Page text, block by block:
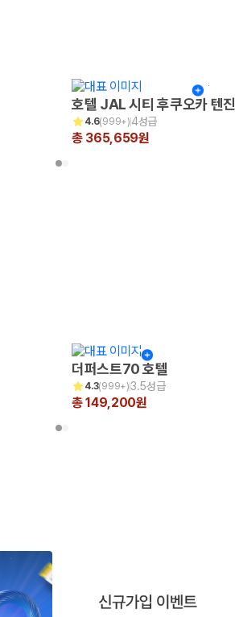
호텔 JAL 시티 후쿠오카 텐진
4.6(999+)4성급
총 365,659원
더퍼스트70 호텔
4.3(999+)3.5성급
총 149,200원